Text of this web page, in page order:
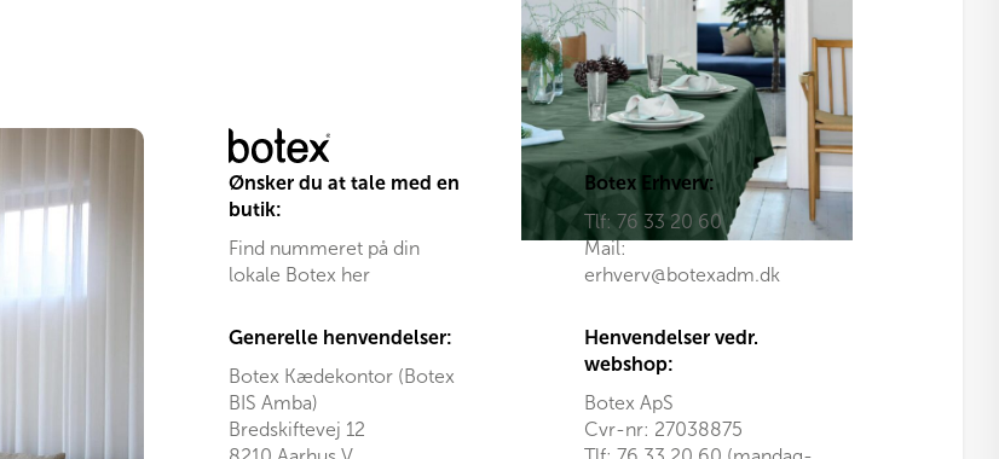
Ønsker du at tale med en
butik:
Find nummeret på din
lokale Botex her
Botex Erhverv:
Tlf: 76 33 20 60
Mail:
erhverv@botexadm.dk
Generelle henvendelser:
Botex Kædekontor (Botex
BIS Amba)
Bredskiftevej 12
Henvendelser vedr.
webshop:
Botex ApS
Cvr-nr: 27038875